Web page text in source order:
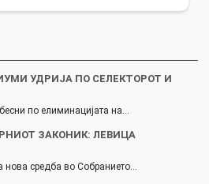
УДРИЈА ПО СЕЛЕКТОРОТ И
по елиминацијата на…
ЗАКОНИК: ЛЕВИЦА
нова средба во Собранието…